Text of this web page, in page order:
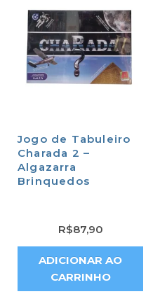
Jogo de Tabuleiro
Charada 2 –
Algazarra
Brinquedos
R$87,90
ADICIONAR AO
CARRINHO